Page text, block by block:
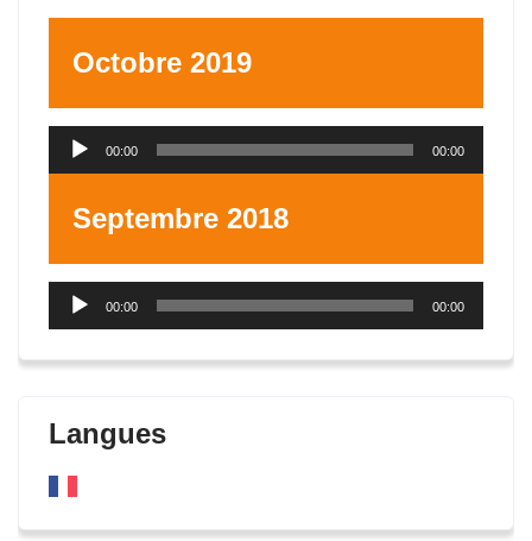
Octobre 2019
Lecteur
00:00 00:00
Septembre 2018
Lecteur
00:00 00:00
Langues